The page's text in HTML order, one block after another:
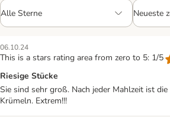
06.10.24
This is a stars rating area from zero to 5: 1/5
Riesige Stücke
Sie sind sehr groß. Nach jeder Mahlzeit ist
Krümeln. Extrem!!!